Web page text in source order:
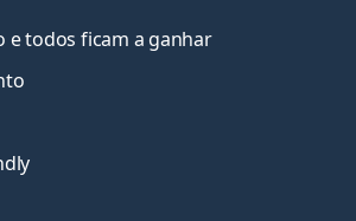
e todos ficam a ganhar